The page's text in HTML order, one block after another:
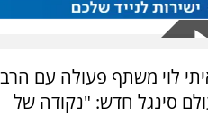
לוי משתף פעולה עם הרב
סינגל חדש: "נקודה של